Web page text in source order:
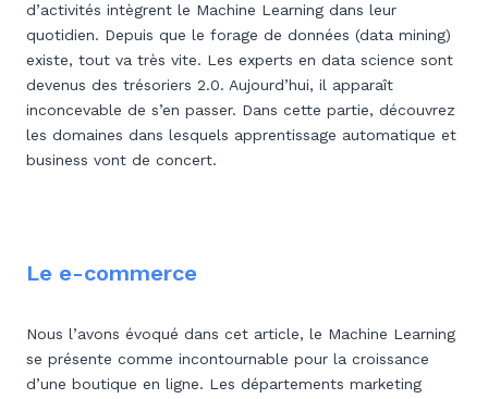
d’activités intègrent le Machine Learning dans leur
quotidien. Depuis que le forage de données (data mining)
existe, tout va très vite. Les experts en data science sont
devenus des trésoriers 2.0. Aujourd’hui, il apparaît
inconcevable de s’en passer. Dans cette partie, découvrez
les domaines dans lesquels apprentissage automatique et
business vont de concert.
Le e-commerce
Nous l’avons évoqué dans cet article, le Machine Learning
se présente comme incontournable pour la croissance
d’une boutique en ligne. Les départements marketing